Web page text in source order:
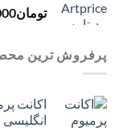
تومان
پرفروش ترین
انگلیسی